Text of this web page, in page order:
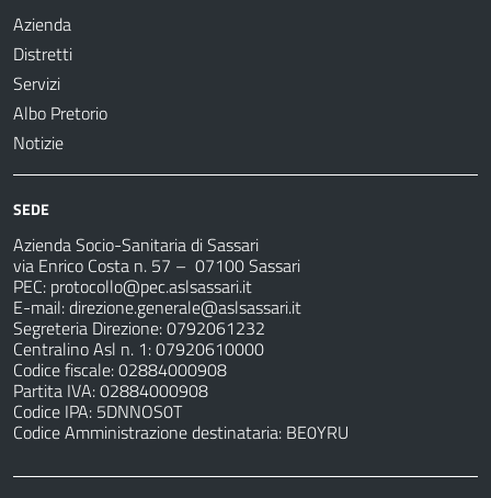
Azienda
Distretti
Servizi
Albo Pretorio
Notizie
SEDE
Azienda Socio-Sanitaria di Sassari
via Enrico Costa n. 57 – 07100 Sassari
PEC: protocollo@pec.aslsassari.it
E-mail:direzione.generale@aslsassari.it
Segreteria Direzione: 0792061232
Centralino Asl n. 1: 07920610000
Codice fiscale: 02884000908
Partita IVA: 02884000908
Codice IPA: 5DNNOS0T
Codice Amministrazione destinataria: BE0YRU